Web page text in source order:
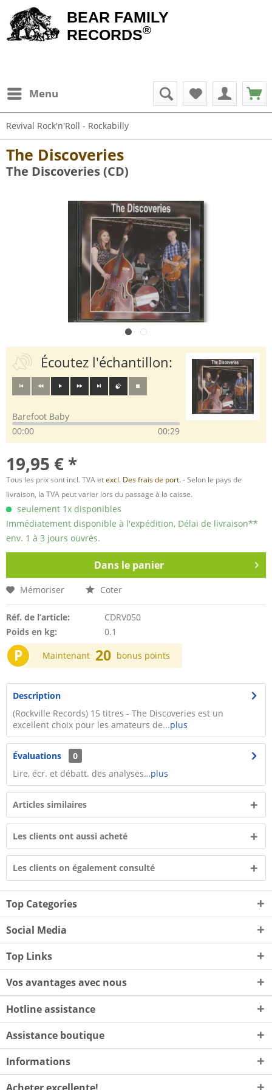
BEAR FAMILY
RECORDS®
Menu
Revival Rock'n'Roll - Rockabilly
The Discoveries
The Discoveries (CD)
Écoutez l'échantillon:
Barefoot Baby
00:00
00:29
19,95 € *
Tous les prix sont incl. TVA etexcl. Des frais de port.- Selon le pays de
livraison, la TVA peut varier lors du passage à la caisse.
seulement 1x disponibles
Immédiatement disponible à l'expédition, Délai de livraison**
env. 1 à 3 jours ouvrés.
Dans le panier
Mémoriser Coter
Réf. de l’article:
CDRV050
Poids en kg:
0.1
P Maintenant 20 bonus points
Description
(Rockville Records) 15 titres - The Discoveries est un
excellent choix pour les amateurs de...plus
Évaluations
0
Lire, écr. et débatt. des analyses…plus
Articles similaires
Les clients ont aussi acheté
Les clients on également consulté
Top Categories
Social Media
Top Links
Vos avantages avec nous
Hotline assistance
Assistance boutique
Informations